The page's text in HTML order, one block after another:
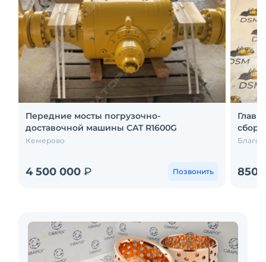
Передние мосты погрузочно-
доставочной машины CAT R1600G
Кемерово
4 500 000 ₽ Позвонить
сборе
850